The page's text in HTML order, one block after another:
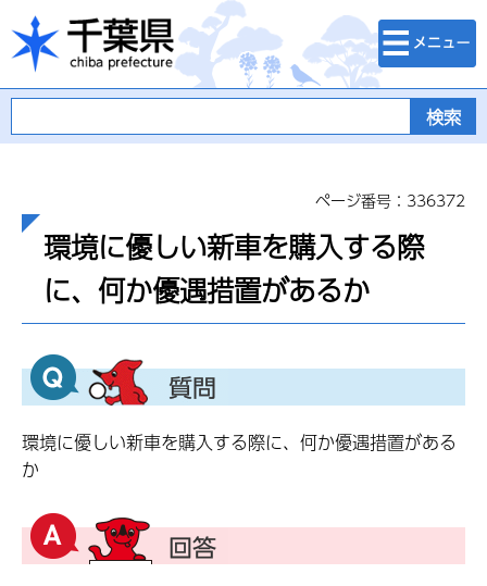
千葉県
検索・メニュ
ー
ページ番号：336372
環境に優しい新車を購入する際
に、何か優遇措置があるか
環境に優しい新車を購入する際に、何か優遇措置がある
か